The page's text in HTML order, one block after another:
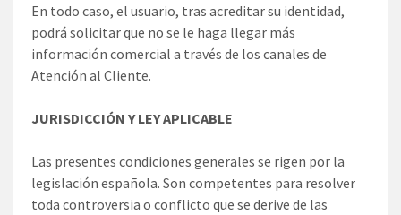
En todo caso, el usuario, tras acreditar su identidad,
podrá solicitar que no se le haga llegar más
información comercial a través de los canales de
Atención al Cliente.
JURISDICCIÓN Y LEY APLICABLE
Las presentes condiciones generales se rigen por la
legislación española. Son competentes para resolver
toda controversia o conflicto que se derive de las